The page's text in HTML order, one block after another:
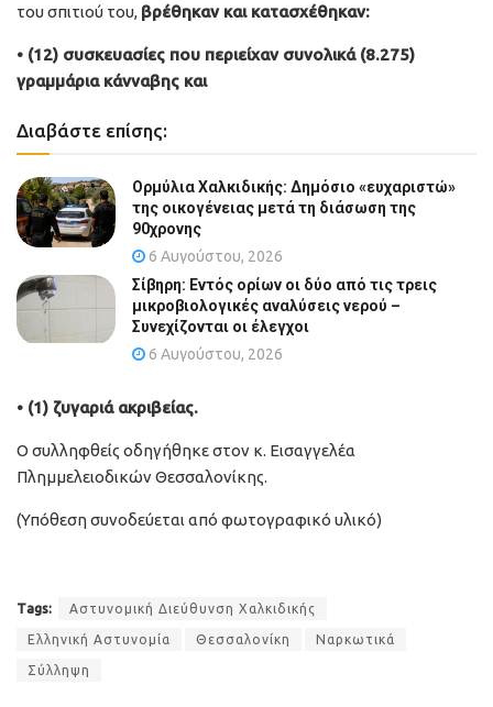
του σπιτιού του, βρέθηκαν και κατασχέθηκαν:
• (12) συσκευασίες που περιείχαν συνολικά (8.275)
γραμμάρια κάνναβης και
Διαβάστε επίσης:
Ορμύλια Χαλκιδικής: Δημόσιο «ευχαριστώ»
της οικογένειας μετά τη διάσωση της
90χρονης
6 Αυγούστου, 2026
Σίβηρη: Εντός ορίων οι δύο από τις τρεις
μικροβιολογικές αναλύσεις νερού –
Συνεχίζονται οι έλεγχοι
6 Αυγούστου, 2026
• (1) ζυγαριά ακριβείας.
Ο συλληφθείς οδηγήθηκε στον κ. Εισαγγελέα
Πλημμελειοδικών Θεσσαλονίκης.
(Υπόθεση συνοδεύεται από φωτογραφικό υλικό)
Tags: Αστυνομική Διεύθυνση Χαλκιδικής
Ελληνική Αστυνομία Θεσσαλονίκη Ναρκωτικά
Σύλληψη